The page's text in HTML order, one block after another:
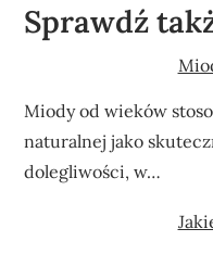
Sprawdź
Miody od wieków
naturalnej jako
dolegliwości, w…